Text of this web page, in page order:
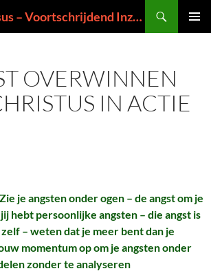
Ask The Real Jesus – Voortschrijdend Inzicht in de Zin van het Leven
OVERWINNEN
IN ACTIE
je angsten onder ogen – de angst om je
hebt persoonlijke angsten – die angst is
– weten dat je meer bent dan je
momentum op om je angsten onder
zonder te analyseren